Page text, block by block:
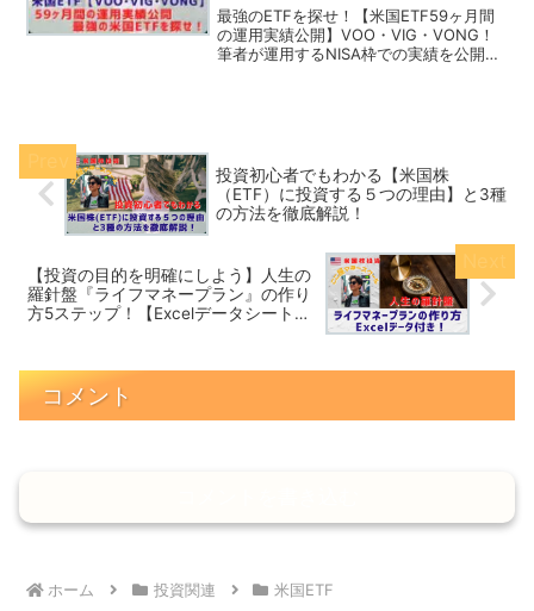
最強のETFを探せ！【米国ETF59ヶ月間
の運用実績公開】VOO・VIG・VONG！
筆者が運用するNISA枠での実績を公開！
投資初心者でもわかる【米国株
（ETF）に投資する５つの理由】と3種
の方法を徹底解説！
【投資の目的を明確にしよう】人生の
羅針盤『ライフマネープラン』の作り
方5ステップ！【Excelデータシートプ
コメント
ホーム 投資関連 米国ETF